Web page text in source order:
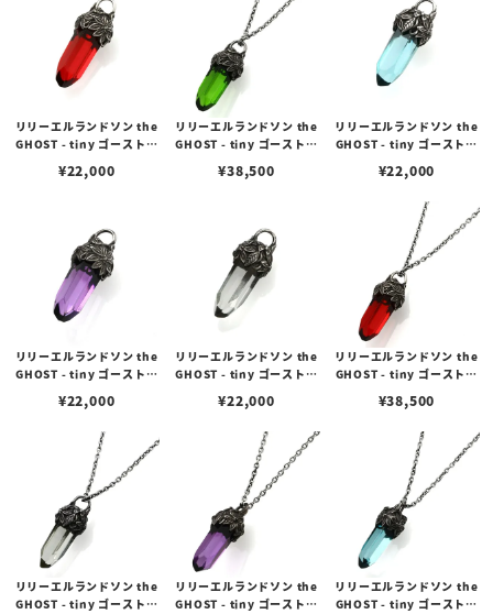
リリーエルランドソン the
GHOST - tiny ゴーストタ
（トップのみ）
¥22,000
リリーエルランドソン the
GHOST - tiny ゴーストタ
ン オーバルチェーンセット
¥38,500
リリーエルランドソン the
GHOST - tiny ゴーストタ
ブルー（トップのみ）
¥22,000
リリーエルランドソン the
GHOST - tiny ゴーストタ
ル（トップのみ）
¥22,000
リリーエルランドソン the
GHOST - tiny ゴーストタ
（トップのみ）
¥22,000
リリーエルランドソン the
GHOST - tiny ゴーストタ
オーバルチェーンセット
¥38,500
リリーエルランドソン the
GHOST - tiny ゴーストタ
リリーエルランドソン the
GHOST - tiny ゴーストタ
リリーエルランドソン the
GHOST - tiny ゴーストタ